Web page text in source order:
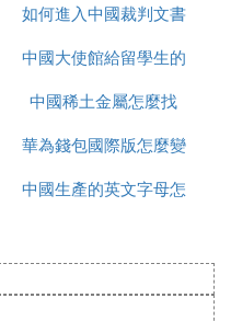
如何進入中國裁判文書
網官網
中國大使館給留學生的
健康包有什麼
中國稀土金屬怎麼找
華為錢包國際版怎麼變
為中國版
中國生產的英文字母怎